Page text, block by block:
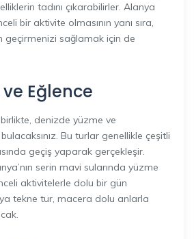
tadını çıkarabilirler. Alanya
bir aktivite olmasının yanı sıra,
geçirmenizi sağlamak için de
ve Eğlence
denizde yüzme ve
Bu turlar genellikle çeşitli
geçiş yaparak gerçekleşir.
serin mavi sularında yüzme
aktivitelerle dolu bir gün
tekne tur, macera dolu anlarla